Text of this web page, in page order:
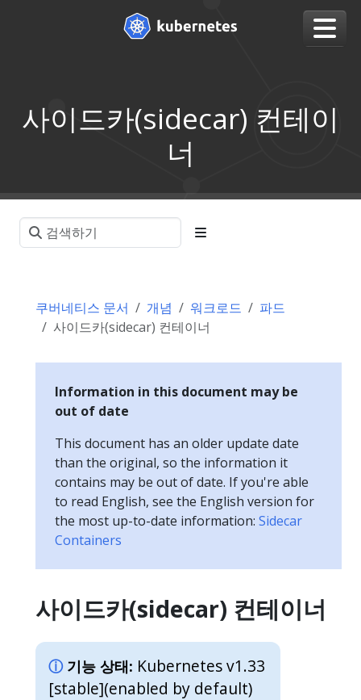
사이드카(sidecar) 컨테이
너
쿠버네티스 문서 개념 워크로드
파드
사이드카(sidecar) 컨테이너
Information in this document may be
out of date
This document has an older update date
than the original, so the information it
contains may be out of date. If you're able
to read English, see the English version for
the most up-to-date information: Sidecar
Containers
사이드카(sidecar) 컨테이너
기능 상태: Kubernetes v1.33
[stable](enabled by default)